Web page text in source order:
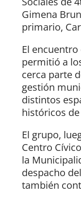
Gimena
primario,
El
permitió a
cerca parte
gestión
distintos
históricos
El grupo,
Centro
la
despacho
también